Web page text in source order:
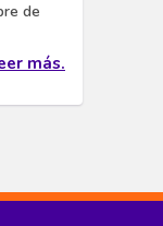
de
más.